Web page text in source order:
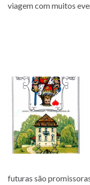
viagem com muitos
futuras são